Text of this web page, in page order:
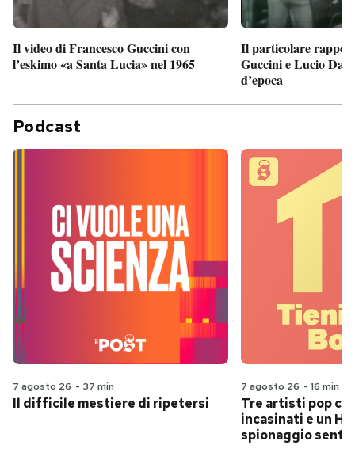
Il video di Francesco Guccini con
l’eskimo «a Santa Lucia» nel 1965
Il particolare
Guccini e Lucio
d’epoca
Podcast
7 agosto 26 - 37 min
Il difficile mestiere di ripetersi
7 agosto 26 - 16 min
Tre artisti pop
incasinati e un
spionaggio